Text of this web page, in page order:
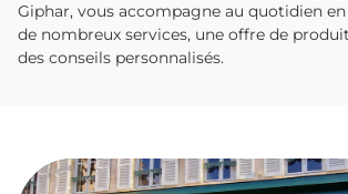
Giphar, vous accompagne au quotidien
de nombreux services, une offre de
des conseils personnalisés.